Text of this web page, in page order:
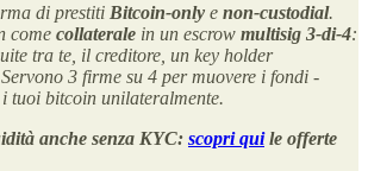
di prestiti Bitcoin-only e non-custodial.
come collaterale in un escrow multisig 3-di-4:
tra te, il creditore, un key holder
3 firme su 4 per muovere i fondi -
tuoi bitcoin unilateralmente.
anche senza KYC: scopri quile offerte